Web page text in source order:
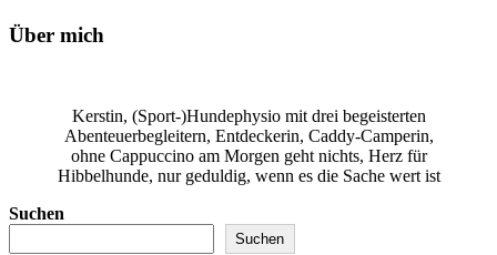
Über mich
Kerstin, (Sport-)Hundephysio mit drei begeisterten
Abenteuerbegleitern, Entdeckerin, Caddy-Camperin,
ohne Cappuccino am Morgen geht nichts, Herz für
Hibbelhunde, nur geduldig, wenn es die Sache wert ist
Suchen
Suchen